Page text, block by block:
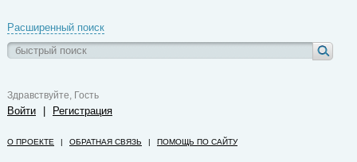
Расширенный поиск
Здравствуйте, Гость
Войти | Регистрация
О ПРОЕКТЕ | ОБРАТНАЯ СВЯЗЬ | ПОМОЩЬ ПО САЙТУ